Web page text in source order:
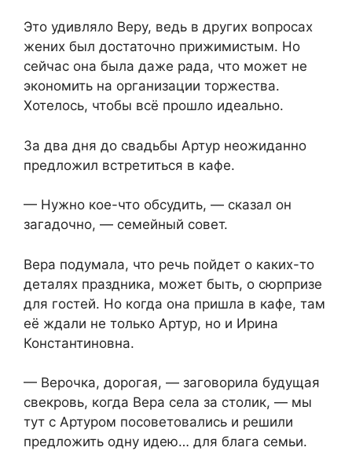
Это удивляло Веру, ведь в других вопросах
жених был достаточно прижимистым. Но
сейчас она была даже рада, что может не
экономить на организации торжества.
Хотелось, чтобы всё прошло идеально.
За два дня до свадьбы Артур неожиданно
предложил встретиться в кафе.
— Нужно кое-что обсудить, — сказал он
загадочно, — семейный совет.
Вера подумала, что речь пойдет о каких-то
деталях праздника, может быть, о сюрпризе
для гостей. Но когда она пришла в кафе, там
её ждали не только Артур, но и Ирина
Константиновна.
— Верочка, дорогая, — заговорила будущая
свекровь, когда Вера села за столик, — мы
тут с Артуром посоветовались и решили
предложить одну идею… для блага семьи.